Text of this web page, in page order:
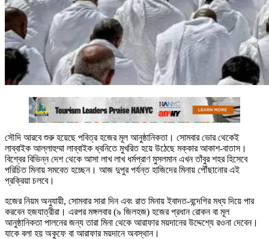
সৌদি আরবে শুরু হয়েছে পবিত্র হজের মূল আনুষ্ঠানিকতা। সোমবার ভোর থেকেই
লাব্বাইক আল্লাহুম্মা লাব্বাইক ধ্বনিতে মুখরিত হয়ে উঠেছে মক্কার আকাশ-বাতাস।
বিশ্বের বিভিন্ন দেশ থেকে আসা লাখ লাখ ধর্মপ্রাণ মুসলমান এখন তাঁবুর শহর হিসেবে
পরিচিত মিনায় সমবেত হচ্ছেন। আজ দুপুর পর্যন্ত হাজিদের মিনায় পৌঁছানোর এই
প্রক্রিয়া চলবে।
হজের নিয়ম অনুযায়ী, সোমবার সারা দিন এবং রাত মিনায় ইবাদত-বন্দেগির মধ্য দিয়ে পার
করবেন হজযাত্রীরা। এরপর মঙ্গলবার (৯ জিলহজ) হজের প্রধান রোকন বা মূল
আনুষ্ঠানিকতা পালনের জন্য তারা মিনা থেকে আরাফার ময়দানের উদ্দেশ্যে রওনা দেবেন।
যাকে বলা হয় অকুফে বা আরাফার ময়দানে অবস্থান।